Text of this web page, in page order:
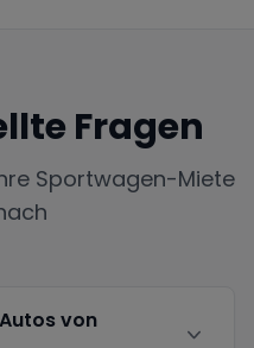
Fragen
Sportwagen-Miete
von